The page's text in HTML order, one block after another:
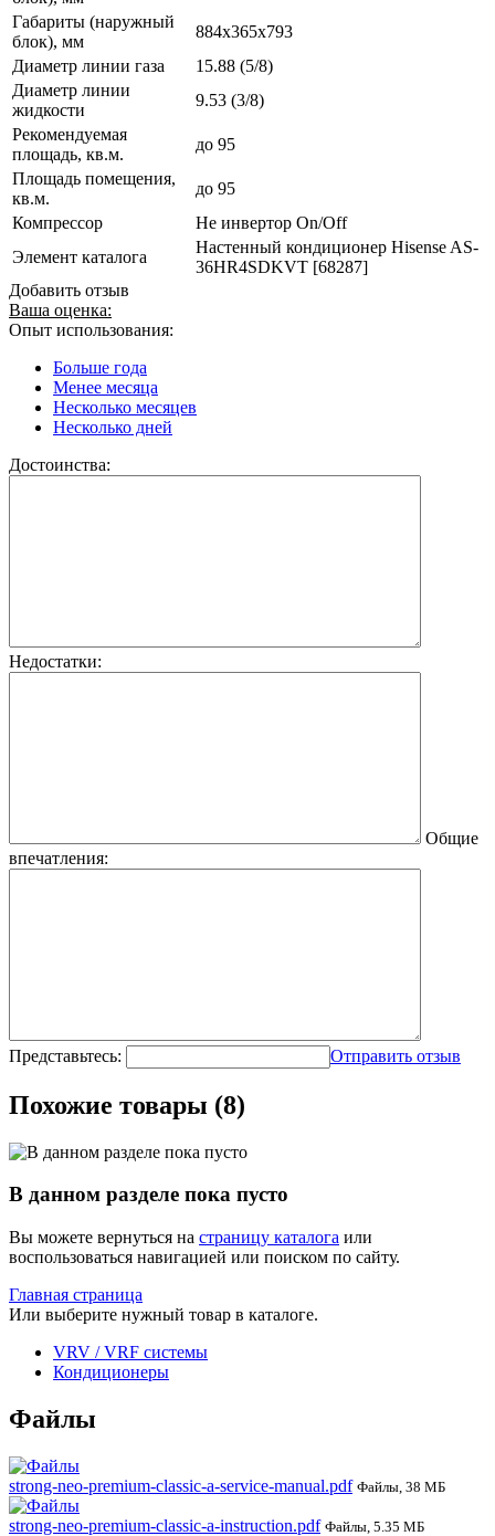
Габариты (наружный
блок), мм
884x365x793
Диаметр линии газа
15.88 (5/8)
Диаметр линии
жидкости
9.53 (3/8)
Рекомендуемая
площадь, кв.м.
до 95
Площадь помещения,
кв.м.
до 95
Компрессор
Не инвертор On/Off
Элемент каталога
Настенный кондиционер Hisense AS-
36HR4SDKVT [68287]
Добавить отзыв
Ваша оценка:
Опыт использования:
Больше года
Менее месяца
Несколько месяцев
Несколько дней
Достоинства:
Недостатки:
Общие
впечатления:
Представьтесь: Отправить отзыв
Похожие товары (8)
В данном разделе пока пусто
Вы можете вернуться на страницу каталога или
воспользоваться навигацией или поиском по сайту.
Главная страница
Или выберите нужный товар в каталоге.
VRV / VRF системы
Кондиционеры
Файлы
strong-neo-premium-classic-a-service-manual.pdf Файлы, 38 МБ
strong-neo-premium-classic-a-instruction.pdf Файлы, 5.35 МБ